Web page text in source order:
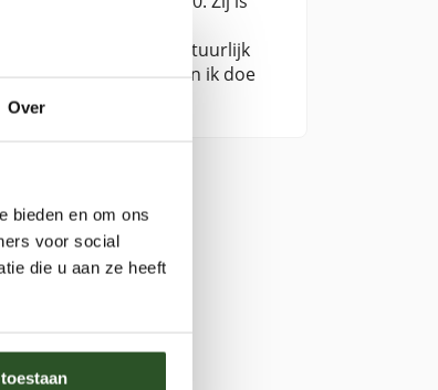
Over
bieden en om ons
voor social
die u aan ze heeft
vrije tijd bezig met natuurlijk
voor de natuur, en ik doe